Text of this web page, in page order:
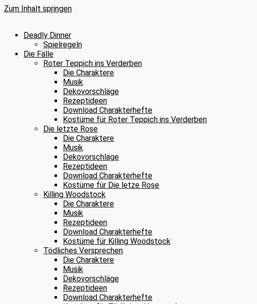
Zum Inhalt springen
Deadly Dinner
Spielregeln
Die Fälle
Roter Teppich ins Verderben
Die Charaktere
Musik
Dekovorschläge
Rezeptideen
Download Charakterhefte
Kostüme für Roter Teppich ins Verderben
Die letzte Rose
Die Charaktere
Musik
Dekovorschläge
Rezeptideen
Download Charakterhefte
Kostüme für Die letze Rose
Killing Woodstock
Die Charaktere
Musik
Rezeptideen
Download Charakterhefte
Kostüme für Killing Woodstock
Tödliches Versprechen
Die Charaktere
Musik
Dekovorschläge
Rezeptideen
Download Charakterhefte